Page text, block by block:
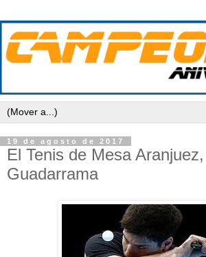
19 de agosto de 2017
El Tenis de Mesa
Guadarrama